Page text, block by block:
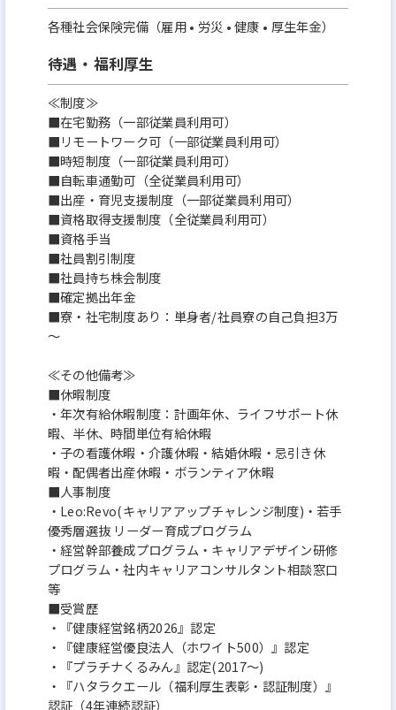
各種社会保険完備（雇用 • 労災 • 健康 • 厚生年金）
待遇・福利厚生
≪制度≫
■在宅勤務（一部従業員利用可）
■リモートワーク可（一部従業員利用可）
■時短制度（一部従業員利用可）
■自転車通勤可（全従業員利用可）
■出産・育児支援制度（一部従業員利用可）
■資格取得支援制度（全従業員利用可）
■資格手当
■社員割引制度
■社員持ち株会制度
■確定拠出年金
■寮・社宅制度あり：単身者/社員寮の自己負担3万
～
≪その他備考≫
■休暇制度
・年次有給休暇制度：計画年休、ライフサポート休
暇、半休、時間単位有給休暇
・子の看護休暇・介護休暇・結婚休暇・忌引き休
暇・配偶者出産休暇・ボランティア休暇
■人事制度
・Leo:Revo(キャリアアップチャレンジ制度)・若手
優秀層選抜 リーダー育成プログラム
・経営幹部養成プログラム・キャリアデザイン研修
プログラム・社内キャリアコンサルタント相談窓口
等
■受賞歴
・『健康経営銘柄2026』認定
・『健康経営優良法人（ホワイト500）』認定
・『プラチナくるみん』認定(2017～)
・『ハタラクエール（福利厚生表彰・認証制度）』
認証（4年連続認証）